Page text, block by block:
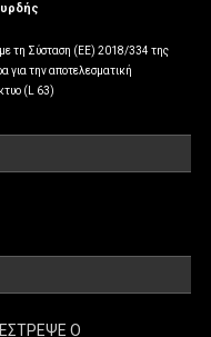
τη Σύσταση (ΕΕ) 2018/334 της
για την αποτελεσματική
(L 63)
Ο